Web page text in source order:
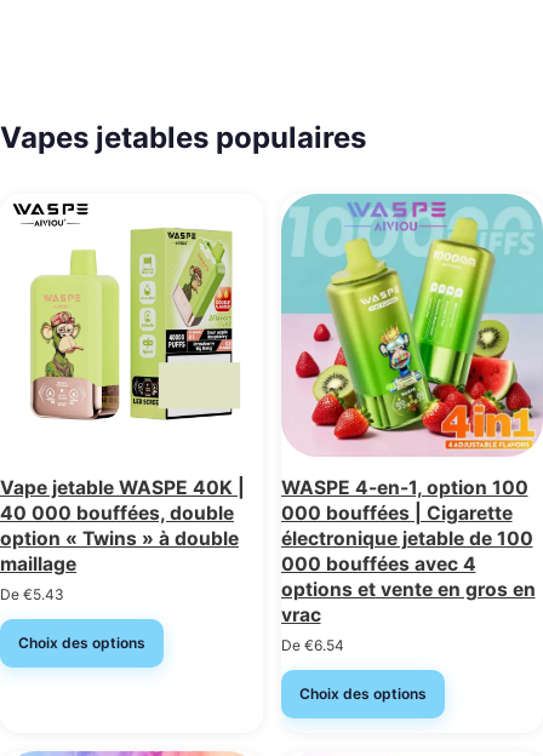
Vapes jetables populaires
Vape jetable WASPE 40K |
40 000 bouffées, double
option « Twins » à double
maillage
De €5.43
Choix des options
WASPE 4-en-1, option 100
000 bouffées | Cigarette
électronique jetable de 100
000 bouffées avec 4
options et vente en gros en
vrac
De €6.54
Choix des options